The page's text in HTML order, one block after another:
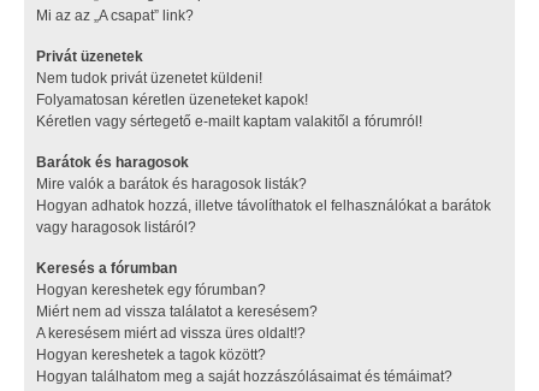
Mi az az „A csapat” link?
Privát üzenetek
Nem tudok privát üzenetet küldeni!
Folyamatosan kéretlen üzeneteket kapok!
Kéretlen vagy sértegető e-mailt kaptam valakitől a fórumról!
Barátok és haragosok
Mire valók a barátok és haragosok listák?
Hogyan adhatok hozzá, illetve távolíthatok el felhasználókat a barátok
vagy haragosok listáról?
Keresés a fórumban
Hogyan kereshetek egy fórumban?
Miért nem ad vissza találatot a keresésem?
A keresésem miért ad vissza üres oldalt!?
Hogyan kereshetek a tagok között?
Hogyan találhatom meg a saját hozzászólásaimat és témáimat?